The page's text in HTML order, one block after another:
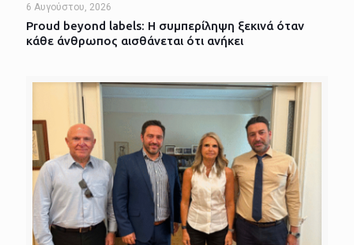
6 Αυγούστου, 2026
Proud beyond labels: Η συμπερίληψη ξεκινά όταν
κάθε άνθρωπος αισθάνεται ότι ανήκει